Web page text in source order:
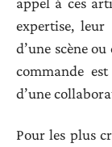
expertise, leur
d’une scène
commande
d’une
Pour les plus